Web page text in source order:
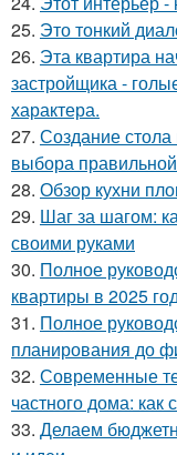
25. Это тонкий
26. Эта квартира
застройщика -
характера.
27. Создание стола
выбора
28. Обзор кухни
29. Шаг за шагом:
своими руками
30. Полное
квартиры в 2025
31. Полное
планирования до
32. Современные
частного дома: как
33. Делаем